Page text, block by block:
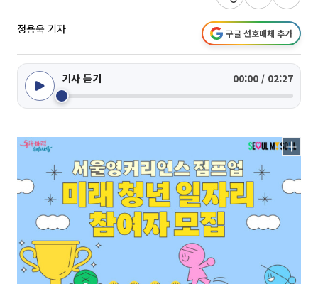
정용욱 기자 구글 선호매체 추가
기사 듣기 00:00 / 02:27